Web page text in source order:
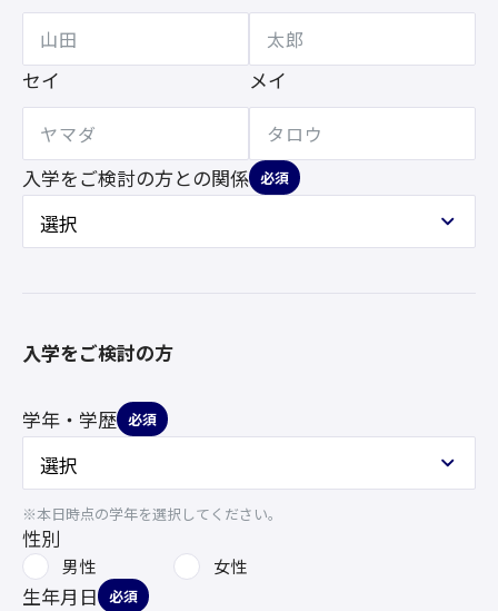
セイ メイ
入学をご検討の方との関係 必須
入学をご検討の方
学年・学歴 必須
※本日時点の学年を選択してください。
性別
男性 女性
生年月日 必須